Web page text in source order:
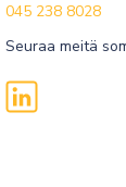
045 238 8028
Seuraa meitä